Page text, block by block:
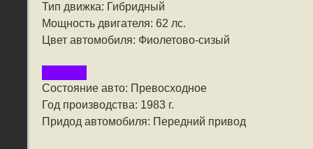
Тип движка: Гибридный
Мощность двигателя: 62 лс.
Цвет автомобиля: Фиолетово-сизый
Состояние авто: Превосходное
Год производства: 1983 г.
Придод автомобиля: Передний привод